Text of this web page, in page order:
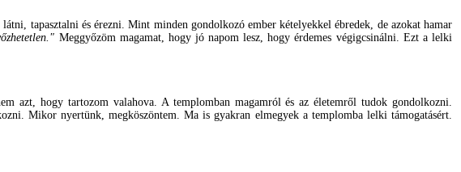
tapasztalni és érezni. Mint minden gondolkozó ember kételyekkel ébredek, de azokat hamar
Meggyőzöm magamat, hogy jó napom lesz, hogy érdemes végigcsinálni. Ezt a lelki
azt, hogy tartozom valahova. A templomban magamról és az életemről tudok gondolkozni.
Mikor nyertünk, megköszöntem. Ma is gyakran elmegyek a templomba lelki támogatásért.